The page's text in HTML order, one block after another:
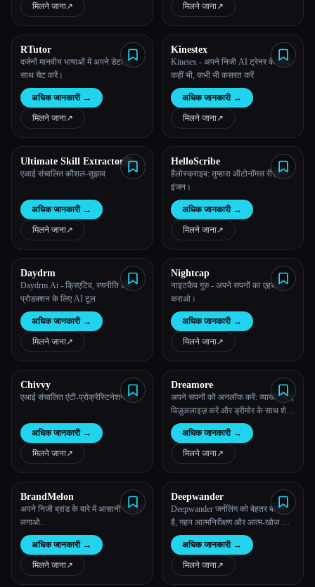
हमारे बारे में
Esc
मिलने जाना↗︎ मिलने जाना↗︎
RTutor
दर्जनों मानवीय भाषाओं में अपने डेटा के
साथ चैट करें।
अधिक जानकारी →
मिलने जाना↗︎
Kinestex
Kinetex - अपने निजी AI ट्रेनर के साथ
कहीं भी, कभी भी कसरत करें
अधिक जानकारी →
मिलने जाना↗︎
Ultimate Skill Extractor by
Further
एआई संचालित कौशल-सुझाव
अधिक जानकारी →
मिलने जाना↗︎
HelloScribe
हैलोस्क्राइब: तुम्हारा ऑटोनॉमस रीज़निंग
इंजन।
अधिक जानकारी →
मिलने जाना↗︎
Daydrm
Daydrm.Ai - क्रिएटिव, रणनीति और
प्रोडक्शन के लिए AI टूल
अधिक जानकारी →
मिलने जाना↗︎
Nightcap
नाइटकैप गुरु - अपने सपनों का एहसास
कराओ।
अधिक जानकारी →
मिलने जाना↗︎
Chivvy
एआई संचालित एंटी-प्रोक्रैस्टिनेशन ऐप
अधिक जानकारी →
मिलने जाना↗︎
Dreamore
अपने सपनों को अनलॉक करें: व्याख्या करें,
विज़ुअलाइज़ करें और ड्रीमोर के साथ शेयर
करें
अधिक जानकारी →
मिलने जाना↗︎
BrandMelon
अपने निजी ब्रांड के बारे में आसानी से पता
लगाओ..
अधिक जानकारी →
मिलने जाना↗︎
Deepwander
Deepwander जर्नलिंग को बेहतर बनाता
है, गहन आत्मनिरीक्षण और आत्म-खोज को
बढ़ावा देता है।
अधिक जानकारी →
मिलने जाना↗︎